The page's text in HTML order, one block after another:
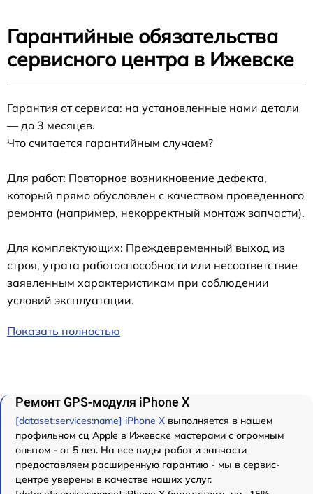
Гарантийные обязательства
сервисного центра в Ижевске
Гарантия от сервиса: на установленные нами детали
— до 3 месяцев.
Что считается гарантийным случаем?
Для работ: Повторное возникновение дефекта,
который прямо обусловлен с качеством проведенного
ремонта (например, некорректный монтаж запчасти).
Для комплектующих: Преждевременный выход из
строя, утрата работоспособности или несоответствие
заявленным характеристикам при соблюдении
условий эксплуатации.
Показать полностью
Ремонт GPS-модуля iPhone X
[dataset:services:name] iPhone X выполняется в нашем
профильном сц Apple в Ижевске мастерами с огромным
опытом - от 5 лет. На все виды работ и запчасти
предоставляем расширенную гарантию - мы в сервис-
центре уверены в качестве наших услуг.